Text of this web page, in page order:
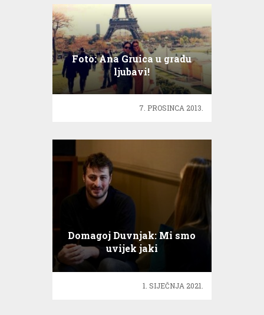
Foto: Ana Gruica u gradu
ljubavi!
7. PROSINCA 2013.
Domagoj Duvnjak: Mi smo
uvijek jaki
1. SIJEČNJA 2021.